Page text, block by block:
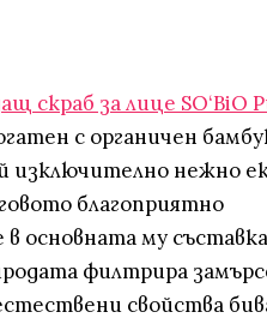
скраб за лице SО‘BiО
с органичен
изключително нежно
благоприятно
основната му
филтрира
свойства